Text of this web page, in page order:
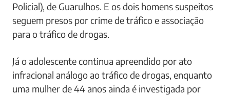
Policial), de Guarulhos. E os dois homens suspeitos
seguem presos por crime de tráfico e associação
para o tráfico de drogas.
Já o adolescente continua apreendido por ato
infracional análogo ao tráfico de drogas, enquanto
uma mulher de 44 anos ainda é investigada por